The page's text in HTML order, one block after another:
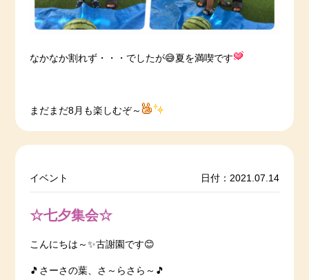
なかなか割れず・・・でしたが😅夏を満喫です
まだまだ8月も楽しむぞ～
イベント 日付：2021.07.14
☆七夕集会☆
こんにちは～✨古謝園です😊
🎵さーさの葉、さ～らさら～🎵